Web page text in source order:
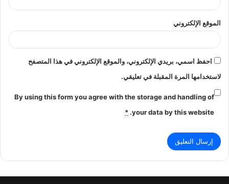
الموقع الإلكتروني
احفظ اسمي، بريدي الإلكتروني، والموقع الإلكتروني في هذا المتصفح
لاستخدامها المرة المقبلة في تعليقي.
By using this form you agree with the storage and handling of
your data by this website.
*